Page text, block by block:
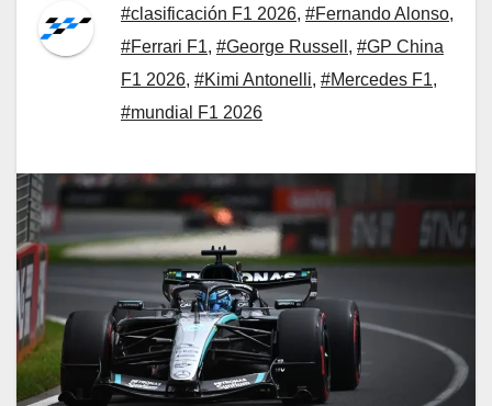
#clasificación F1 2026, #Fernando Alonso,
#Ferrari F1, #George Russell , #GP China
F1 2026, #Kimi Antonelli, #Mercedes F1,
#mundial F1 2026